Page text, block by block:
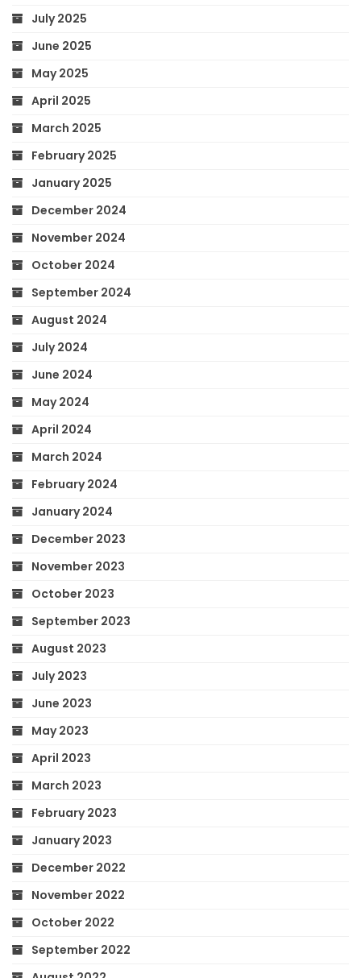
July 2025
June 2025
May 2025
April 2025
March 2025
February 2025
January 2025
December 2024
November 2024
October 2024
September 2024
August 2024
July 2024
June 2024
May 2024
April 2024
March 2024
February 2024
January 2024
December 2023
November 2023
October 2023
September 2023
August 2023
July 2023
June 2023
May 2023
April 2023
March 2023
February 2023
January 2023
December 2022
November 2022
October 2022
September 2022